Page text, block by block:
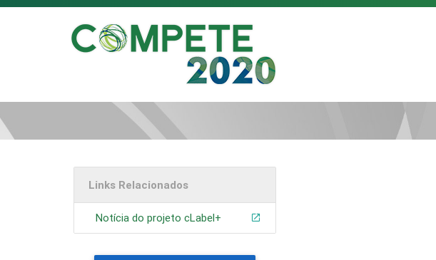
Links Relacionados
Notícia do projeto cLabel+